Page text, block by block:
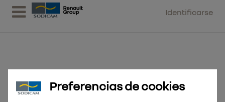
Identificarse
Broca SDS-Max MX4 4 filos
Preferencias de cookies